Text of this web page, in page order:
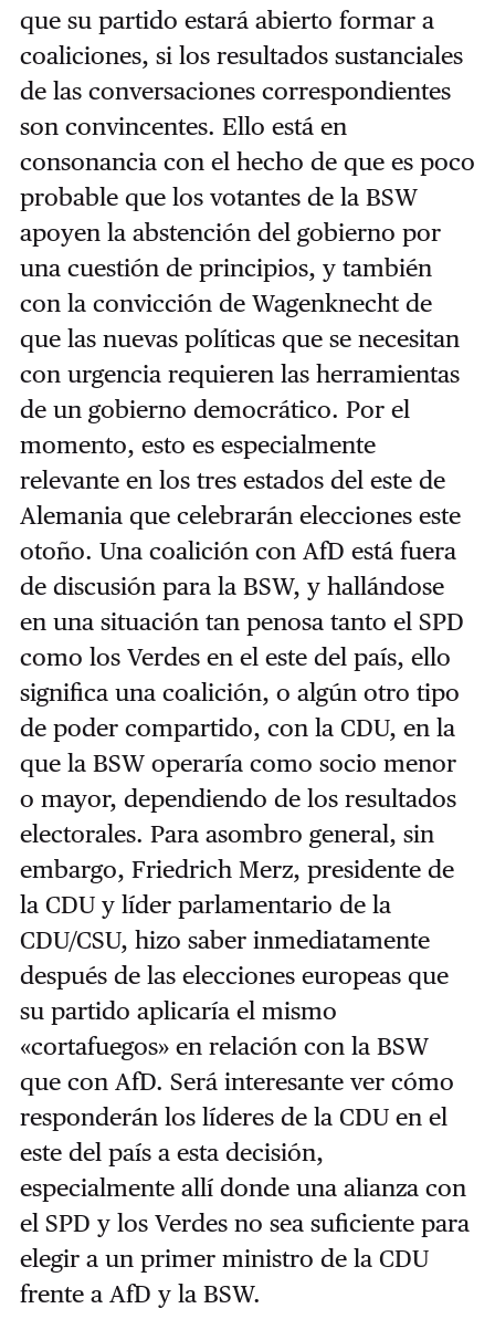
que su partido estará abierto formar a
coaliciones, si los resultados sustanciales
de las conversaciones correspondientes
son convincentes. Ello está en
consonancia con el hecho de que es poco
probable que los votantes de la BSW
apoyen la abstención del gobierno por
una cuestión de principios, y también
con la convicción de Wagenknecht de
que las nuevas políticas que se necesitan
con urgencia requieren las herramientas
de un gobierno democrático. Por el
momento, esto es especialmente
relevante en los tres estados del este de
Alemania que celebrarán elecciones este
otoño. Una coalición con AfD está fuera
de discusión para la BSW, y hallándose
en una situación tan penosa tanto el SPD
como los Verdes en el este del país, ello
significa una coalición, o algún otro tipo
de poder compartido, con la CDU, en la
que la BSW operaría como socio menor
o mayor, dependiendo de los resultados
electorales. Para asombro general, sin
embargo, Friedrich Merz, presidente de
la CDU y líder parlamentario de la
CDU/CSU, hizo saber inmediatamente
después de las elecciones europeas que
su partido aplicaría el mismo
«cortafuegos» en relación con la BSW
que con AfD. Será interesante ver cómo
responderán los líderes de la CDU en el
este del país a esta decisión,
especialmente allí donde una alianza con
el SPD y los Verdes no sea suficiente para
elegir a un primer ministro de la CDU
frente a AfD y la BSW.